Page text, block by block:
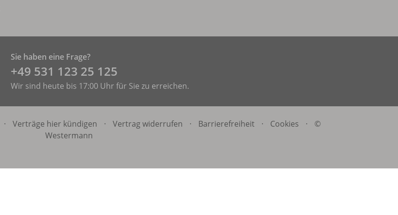
Sie haben eine Frage?
+49 531 ­123 25 125
Wir sind heute bis 17:00 Uhr für Sie zu erreichen.
· Verträge hier kündigen · Vertrag widerrufen · Barrierefreiheit · Cookies ·
©
Westermann